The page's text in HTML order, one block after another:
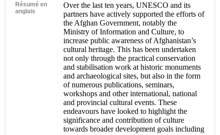
Résumé en
anglais
Over the last ten years, UNESCO and its
partners have actively supported the efforts of
the Afghan Government, notably the
Ministry of Information and Culture, to
increase public awareness of Afghanistan’s
cultural heritage. This has been undertaken
not only through the practical conservation
and stabilisation work at historic monuments
and archaeological sites, but also in the form
of numerous publications, seminars,
workshops and other international, national
and provincial cultural events. These
endeavours have looked to highlight the
significance and contribution of culture
towards broader development goals including